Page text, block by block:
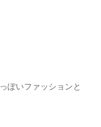
ぽいファッションと